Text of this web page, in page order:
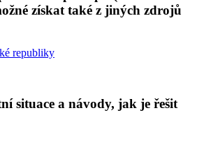
získat také z jiných zdrojů
republiky
situace a návody, jak je řešit